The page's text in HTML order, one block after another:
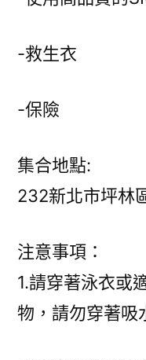
-救生衣
-保險
集合地點:
232新北市坪林
注意事項：
1.請穿著泳衣或
物，請勿穿著吸